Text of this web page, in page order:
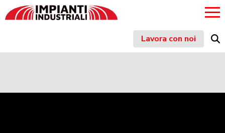
content
Lavora con noi